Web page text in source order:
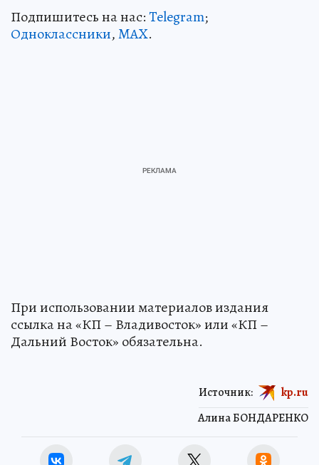
Подпишитесь на нас:Telegram;
Одноклассники,MAX.
При использовании материалов издания
ссылка на «КП – Владивосток» или «КП –
Дальний Восток» обязательна.
Алина БОНДАРЕНКО
Источник: kp.ru